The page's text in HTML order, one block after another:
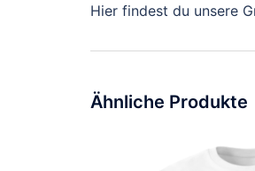
Hier findest du unsere
Ähnliche Produkte